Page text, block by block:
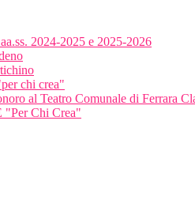
2024-2025 e 2025-2026
chi crea"
al Teatro Comunale di Ferrara
"Per Chi Crea"